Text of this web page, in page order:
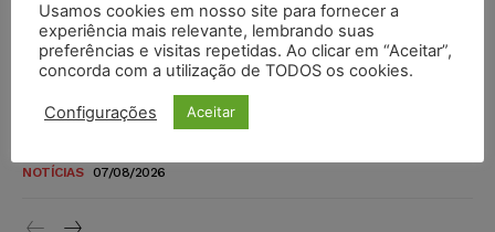
novos para pessoas com deficiência e autistas de todos os
níveis
DIREITO TRIBUTÁRIO 07/08/2026
Justiça do Trabalho mantém justa causa de empregado que
NOTÍCIAS 07/08/2026
Usamos cookies em nosso site para fornecer a
experiência mais relevante, lembrando suas
preferências e visitas repetidas. Ao clicar em “Aceitar”,
concorda com a utilização de TODOS os cookies.
Configurações Aceitar